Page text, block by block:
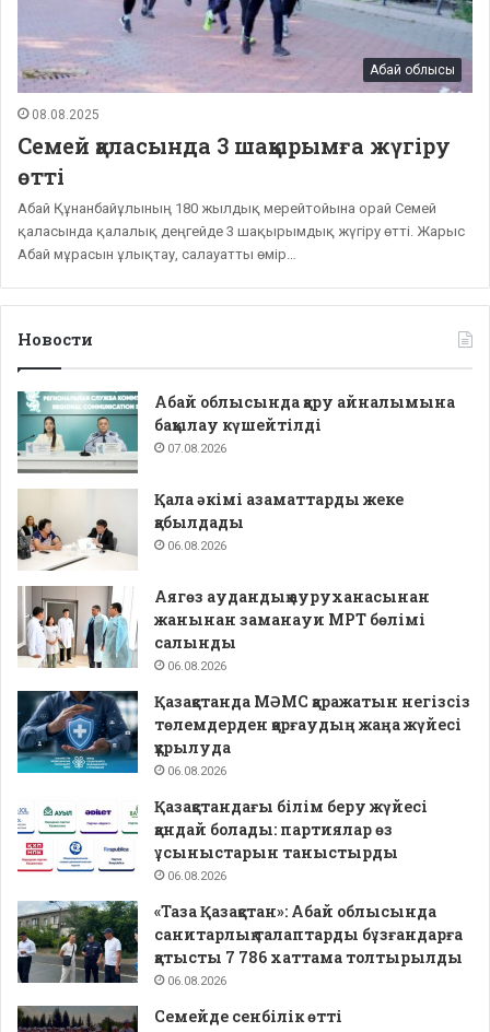
Абай облысы
08.08.2025
Семей қаласында 3 шақырымға жүгіру
өтті
Абай Құнанбайұлының 180 жылдық мерейтойына орай Семей
қаласында қалалық деңгейде 3 шақырымдық жүгіру өтті. Жарыс
Абай мұрасын ұлықтау, салауатты өмір…
Новости
Абай облысында қару айналымына
бақылау күшейтілді
07.08.2026
Қала әкімі азаматтарды жеке
қабылдады
06.08.2026
Аягөз аудандық ауруханасынан
жанынан заманауи МРТ бөлімі
салынды
06.08.2026
Қазақстанда МӘМС қаражатын негізсіз
төлемдерден қорғаудың жаңа жүйесі
құрылуда
06.08.2026
Қазақстандағы білім беру жүйесі
қандай болады: партиялар өз
ұсыныстарын таныстырды
06.08.2026
«Таза Қазақстан»: Абай облысында
санитарлық талаптарды бұзғандарға
қатысты 7 786 хаттама толтырылды
06.08.2026
Семейде сенбілік өтті